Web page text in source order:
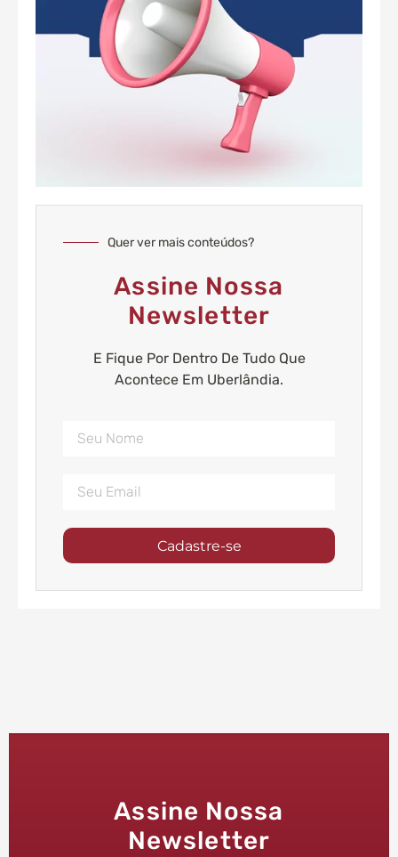
Quer ver mais conteúdos?
Assine Nossa
Newsletter
E Fique Por Dentro De Tudo Que
Acontece Em Uberlândia.
Cadastre-se
Assine Nossa
Newsletter